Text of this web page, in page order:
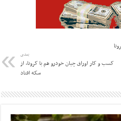
بعدی
کسب و کار اوراق چیان خودرو هم با کرونا، از
سکه افتاد